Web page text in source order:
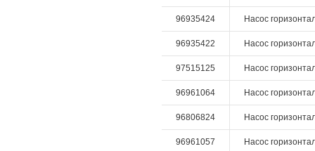
96935424 Насос
96935422 Насос
97515125 Насос
96961064 Насос
96806824 Насос
96961057 Насос